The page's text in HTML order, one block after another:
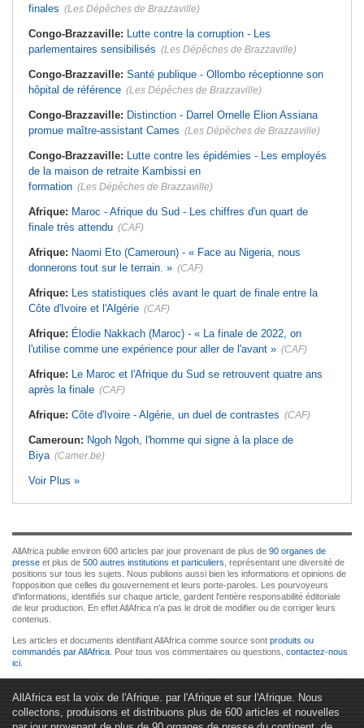
finales (Les Dépêches de Brazzaville)
Congo-Brazzaville: Lutte contre la corruption - Les
parlementaires sensibilisés (Les Dépêches de Brazzaville)
Congo-Brazzaville: Santé publique - Ollombo réceptionne son
hôpital de référence (Les Dépêches de Brazzaville)
Congo-Brazzaville: Distinction - Darrel Ornelle Elion Assiana
promue maître-assistant Cames (Les Dépêches de Brazzaville)
Congo-Brazzaville: Lutte contre les épidémies - Les employés
de la maison de retraite Kambissi en
formation (Les Dépêches de Brazzaville)
Afrique: Maroc - Afrique du Sud - Les chiffres d'un quart de
finale très attendu (CAF)
Afrique: Naomi Eto (Cameroun) - « Face au Nigeria, nous
donnerons tout sur le terrain. » (CAF)
Afrique: Les statistiques clés avant le quart de finale entre la
Côte d'Ivoire et l'Algérie (CAF)
Afrique: Élodie Nakkach (Maroc) - « La finale de 2022, on
l'utilise comme une expérience pour aller de l'avant » (CAF)
Afrique: Le Maroc et l'Afrique du Sud se retrouvent quatre ans
après la finale (CAF)
Afrique: Côte d'Ivoire - Algérie, un duel de contrastes (CAF)
Cameroun: Ngoh Ngoh, l'homme qui signe à la place de
Biya (Camer.be)
Voir Plus »
AllAfrica publie environ 600 articles par jour provenant de plus de 90 organes de
presse et plus de 500 autres institutions et particuliers , représentant une diversité de
positions sur tous les sujets. Nous publions aussi bien les informations et opinions de
l'opposition que celles du gouvernement et leurs porte-paroles. Les pourvoyeurs
d'informations, identifiés sur chaque article, gardent l'entière responsabilité éditoriale
de leur production. En effet AllAfrica n'a pas le droit de modifier ou de corriger leurs
contenus.
Les articles et documents identifiant AllAfrica comme source sont produits ou
commandés par AllAfrica . Pour tous vos commentaires ou questions, contactez-nous
ici
AllAfrica est la voix de l'Afrique. par l'Afrique et sur l'Afrique. Nous
collectons, produisons et distribuons plus de 600 articles et nouvelles